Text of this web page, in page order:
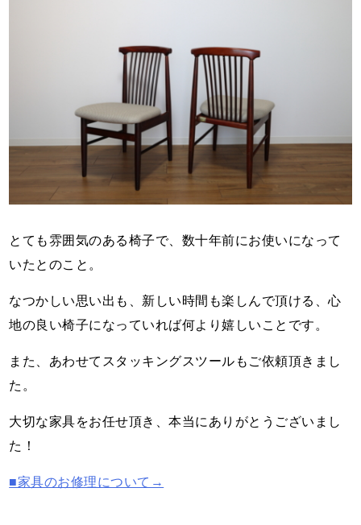
とても雰囲気のある椅子で、数十年前にお使いになって
いたとのこと。
なつかしい思い出も、新しい時間も楽しんで頂ける、心
地の良い椅子になっていれば何より嬉しいことです。
また、あわせてスタッキングスツールもご依頼頂きまし
た。
大切な家具をお任せ頂き、本当にありがとうございまし
た！
■家具のお修理について→